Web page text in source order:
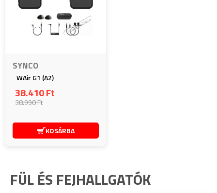
SYNCO
WAir G1 (A2)
38.410 Ft
38.990 Ft
KOSÁRBA
FÜL ÉS FEJHALLGATÓK